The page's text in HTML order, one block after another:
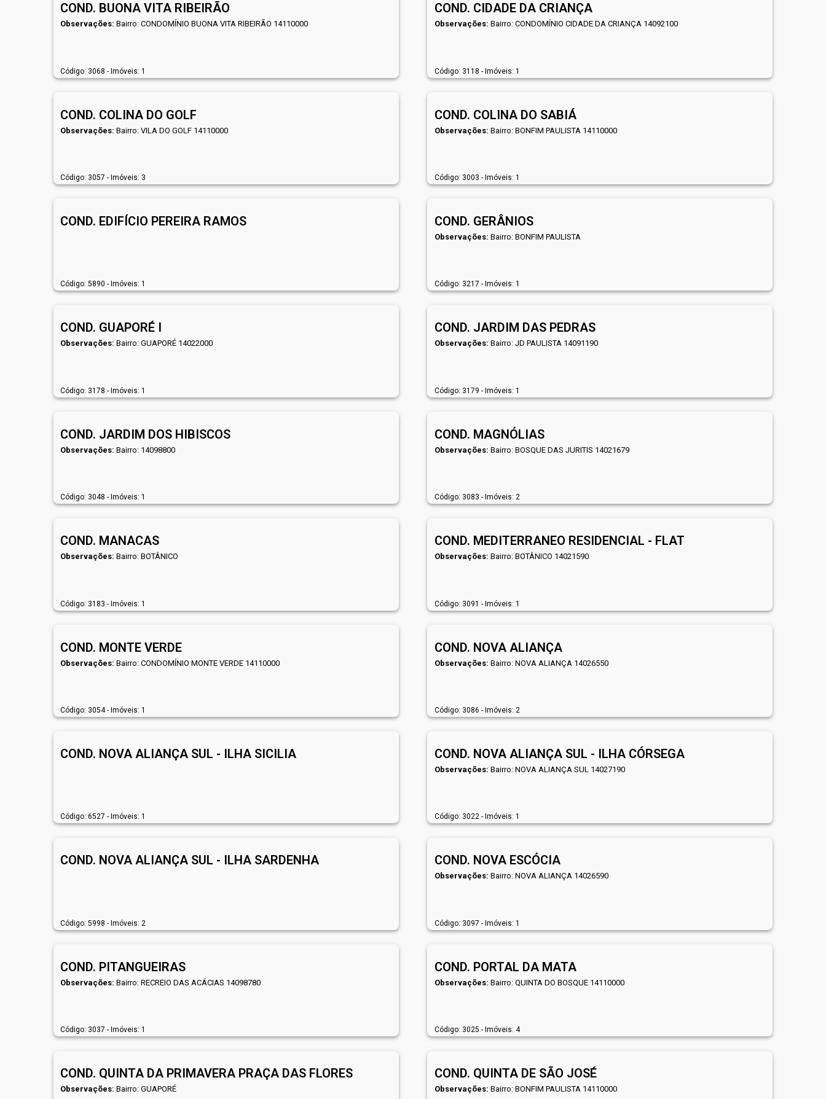
COND. BUONA VITA RIBEIRÃO
Observações: Bairro: CONDOMÍNIO BUONA VITA RIBEIRÃO 14110000
Código: 3068 - Imóveis: 1
COND. CIDADE DA CRIANÇA
Observações: Bairro: CONDOMÍNIO CIDADE DA CRIANÇA 14092100
Código: 3118 - Imóveis: 1
COND. COLINA DO GOLF
Observações: Bairro: VILA DO GOLF 14110000
Código: 3057 - Imóveis: 3
COND. COLINA DO SABIÁ
Observações: Bairro: BONFIM PAULISTA 14110000
Código: 3003 - Imóveis: 1
COND. EDIFÍCIO PEREIRA RAMOS
Código: 5890 - Imóveis: 1
COND. GERÂNIOS
Observações: Bairro: BONFIM PAULISTA
Código: 3217 - Imóveis: 1
COND. GUAPORÉ I
Observações: Bairro: GUAPORÉ 14022000
Código: 3178 - Imóveis: 1
COND. JARDIM DAS PEDRAS
Observações: Bairro: JD PAULISTA 14091190
Código: 3179 - Imóveis: 1
COND. JARDIM DOS HIBISCOS
Observações: Bairro: 14098800
Código: 3048 - Imóveis: 1
COND. MAGNÓLIAS
Observações: Bairro: BOSQUE DAS JURITIS 14021679
Código: 3083 - Imóveis: 2
COND. MANACAS
Observações: Bairro: BOTÂNICO
Código: 3183 - Imóveis: 1
COND. MEDITERRANEO RESIDENCIAL - FLAT
Observações: Bairro: BOTÂNICO 14021590
Código: 3091 - Imóveis: 1
COND. MONTE VERDE
Observações: Bairro: CONDOMÍNIO MONTE VERDE 14110000
Código: 3054 - Imóveis: 1
COND. NOVA ALIANÇA
Observações: Bairro: NOVA ALIANÇA 14026550
Código: 3086 - Imóveis: 2
COND. NOVA ALIANÇA SUL - ILHA SICILIA
Código: 6527 - Imóveis: 1
COND. NOVA ALIANÇA SUL - ILHA CÓRSEGA
Observações: Bairro: NOVA ALIANÇA SUL 14027190
Código: 3022 - Imóveis: 1
COND. NOVA ALIANÇA SUL - ILHA SARDENHA
Código: 5998 - Imóveis: 2
COND. NOVA ESCÓCIA
Observações: Bairro: NOVA ALIANÇA 14026590
Código: 3097 - Imóveis: 1
COND. PITANGUEIRAS
Observações: Bairro: RECREIO DAS ACÁCIAS 14098780
Código: 3037 - Imóveis: 1
COND. PORTAL DA MATA
Observações: Bairro: QUINTA DO BOSQUE 14110000
Código: 3025 - Imóveis: 4
COND. QUINTA DA PRIMAVERA PRAÇA DAS FLORES
Observações: Bairro: GUAPORÉ
COND. QUINTA DE SÃO JOSÉ
Observações: Bairro: BONFIM PAULISTA 14110000